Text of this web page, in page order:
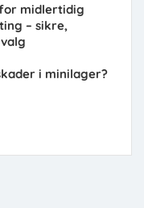
midlertidig
– sikre,
i minilager?